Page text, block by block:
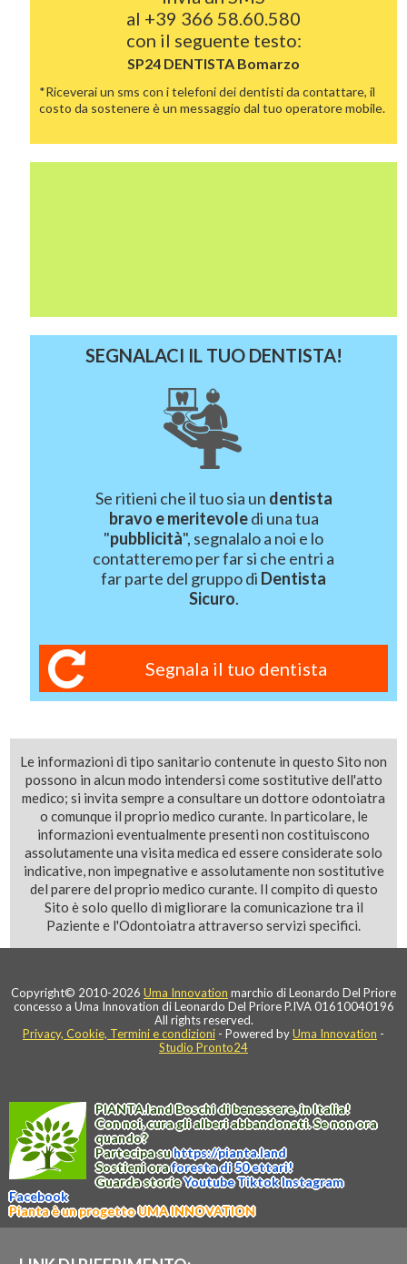
al +39 366 58.60.580
con il seguente testo:
SP24 DENTISTA Bomarzo
*Riceverai un sms con i telefoni dei dentisti da contattare, il
costo da sostenere è un messaggio dal tuo operatore mobile.
SEGNALACI IL TUO DENTISTA!
Se ritieni che il tuo sia un dentista
bravo e meritevoledi una tua
"pubblicità", segnalalo a noi e lo
contatteremo per far si che entri a
far parte del gruppo di Dentista
Sicuro.
Segnala il tuo dentista
Le informazioni di tipo sanitario contenute in questo Sito non
possono in alcun modo intendersi come sostitutive dell'atto
medico; si invita sempre a consultare un dottore odontoiatra
o comunque il proprio medico curante. In particolare, le
informazioni eventualmente presenti non costituiscono
assolutamente una visita medica ed essere considerate solo
indicative, non impegnative e assolutamente non sostitutive
del parere del proprio medico curante. Il compito di questo
Sito è solo quello di migliorare la comunicazione tra il
Paziente e l'Odontoiatra attraverso servizi specifici.
Copyright© 2010-2026 Uma Innovation marchio di Leonardo Del Priore
concesso a Uma Innovation di Leonardo Del Priore P.IVA 01610040196
All rights reserved.
Privacy, Cookie, Termini e condizioni - Powered byUma Innovation -
Studio Pronto24
PIANTA.landBoschi di benessere, in Italia!
Con noi, cura gli alberi abbandonati. Se non ora
quando?
Partecipa suhttps://pianta.land
Sostieni oraforesta di 50 ettari!
Guarda storieYoutubeTiktokInstagram
Facebook
Pianta è un progetto UMA INNOVATION